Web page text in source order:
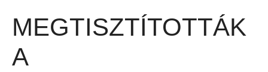
MEGTISZTÍTOTTÁK
A